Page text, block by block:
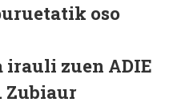
oso
irauli zuen ADIE
Zubiaur